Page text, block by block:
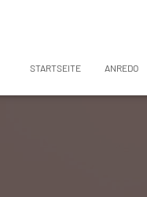
STARTSEITE ANREDO